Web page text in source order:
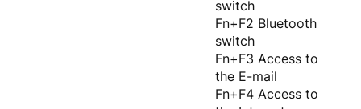
switch
Fn+F2 Bluetooth
switch
Fn+F3 Access to
the E-mail
Fn+F4 Access to